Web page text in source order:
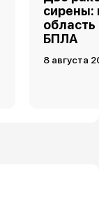
сирены:
БПЛА
8 августа